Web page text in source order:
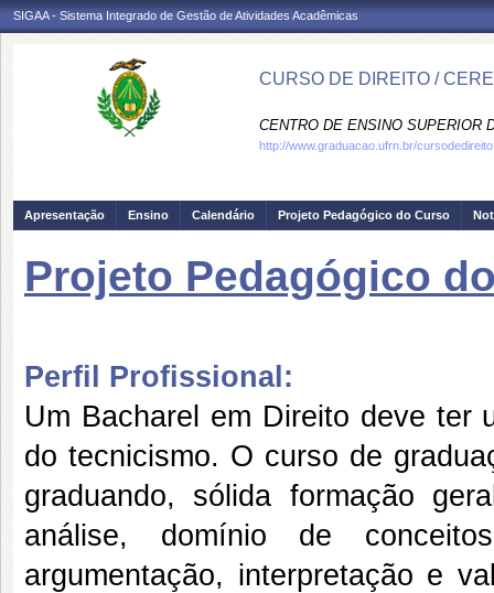
SIGAA - Sistema Integrado de Gestão de Atividades Acadêmicas
CURSO DE DIREITO /
CENTRO DE ENSINO SUPERIOR
http://www.graduacao.ufrn.br/cursodedireito
Apresentação Ensino Calendário Projeto Pedagógico do Curso
Projeto Pedagógico
Perfil Profissional:
Um Bacharel em Direito deve ter
do tecnicismo. O curso de
graduando, sólida formação
análise, domínio de
argumentação, interpretação e